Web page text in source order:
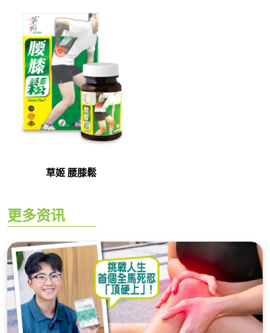
草姬 腰膝鬆
更多资讯